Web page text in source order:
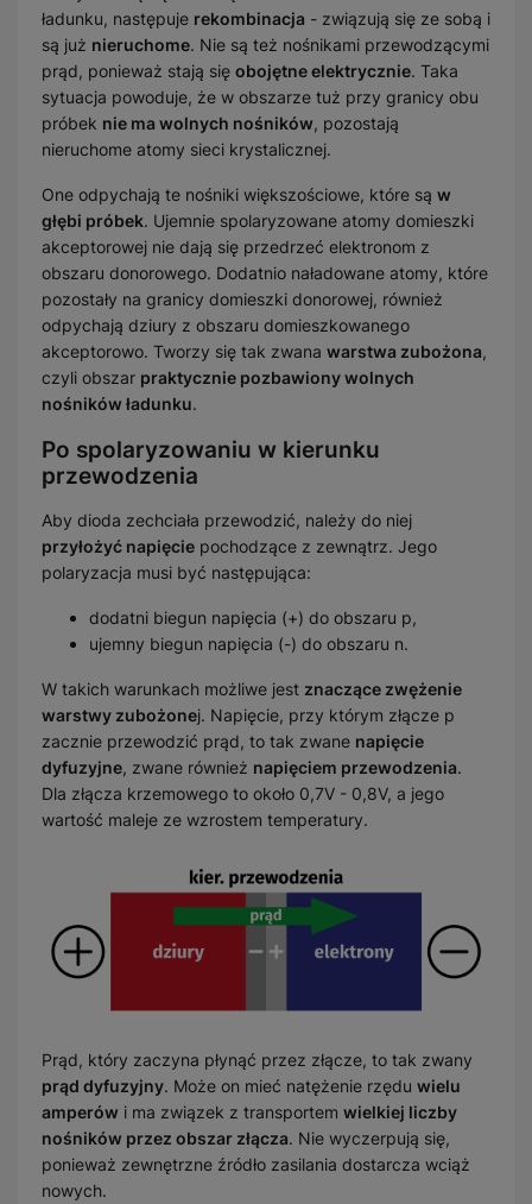
ładunku, następuje rekombinacja - związują się ze sobą i
są już nieruchome. Nie są też nośnikami przewodzącymi
prąd, ponieważ stają się obojętne elektrycznie. Taka
sytuacja powoduje, że w obszarze tuż przy granicy obu
próbek nie ma wolnych nośników, pozostają
nieruchome atomy sieci krystalicznej.
One odpychają te nośniki większościowe, które są w
głębi próbek. Ujemnie spolaryzowane atomy domieszki
akceptorowej nie dają się przedrzeć elektronom z
obszaru donorowego. Dodatnio naładowane atomy, które
pozostały na granicy domieszki donorowej, również
odpychają dziury z obszaru domieszkowanego
akceptorowo. Tworzy się tak zwana warstwa zubożona,
czyli obszar praktycznie pozbawiony wolnych
nośników ładunku.
Po spolaryzowaniu w kierunku
przewodzenia
Aby dioda zechciała przewodzić, należy do niej
przyłożyć napięcie pochodzące z zewnątrz. Jego
polaryzacja musi być następująca:
dodatni biegun napięcia (+) do obszaru p,
ujemny biegun napięcia (-) do obszaru n.
W takich warunkach możliwe jest znaczące zwężenie
warstwy zubożonej. Napięcie, przy którym złącze p
zacznie przewodzić prąd, to tak zwane napięcie
dyfuzyjne, zwane również napięciem przewodzenia.
Dla złącza krzemowego to około 0,7V - 0,8V, a jego
wartość maleje ze wzrostem temperatury.
Prąd, który zaczyna płynąć przez złącze, to tak zwany
prąd dyfuzyjny. Może on mieć natężenie rzędu wielu
amperów i ma związek z transportem wielkiej liczby
nośników przez obszar złącza. Nie wyczerpują się,
ponieważ zewnętrzne źródło zasilania dostarcza wciąż
nowych.